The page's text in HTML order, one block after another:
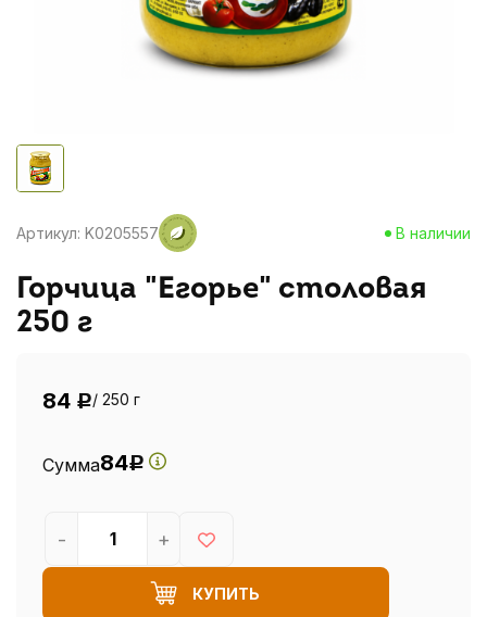
Артикул: K0205557 В наличии
Горчица "Егорье" столовая
250 г
84 Р/ 250 г
Сумма84Р
КУПИТЬ
- +